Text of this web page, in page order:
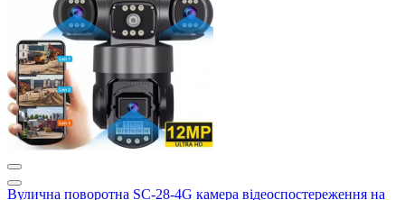
Вулична поворотна SC-28-4G камера відеоспостереження на